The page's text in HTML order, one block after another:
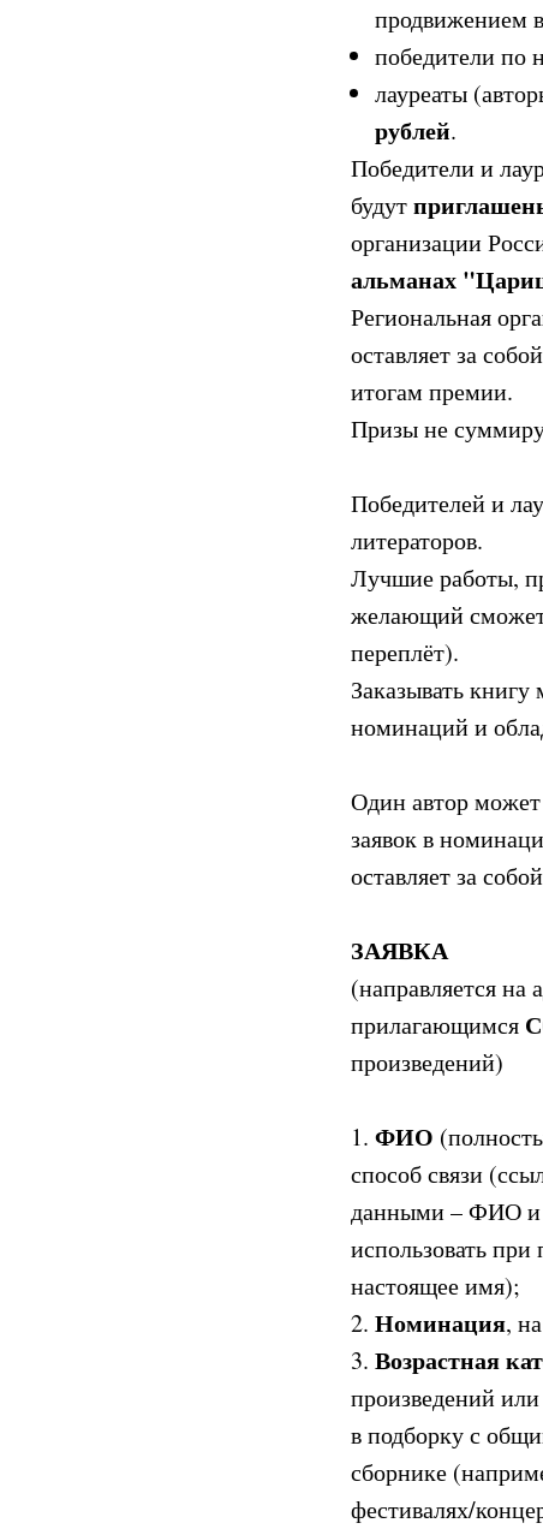
продвижением
победители по
лауреаты
рублей.
Победители и
будут
организации
альманах
Региональная
оставляет за
итогам премии.
Призы не
Победителей и
литераторов.
Лучшие работы,
желающий сможет
переплёт).
Заказывать
номинаций и
Один автор может
заявок в
оставляет за
ЗАЯВКА
(направляется на
прилагающимся
произведений)
1. ФИО
способ связи
данными – ФИО и
использовать
настоящее имя);
2. Номинация,
3. Возрастная
произведений
в подборку с
сборнике
фестивалях/